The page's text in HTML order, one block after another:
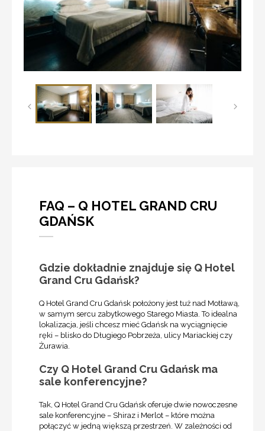
FAQ – Q HOTEL GRAND CRU
GDAŃSK
Gdzie dokładnie znajduje się Q Hotel
Grand Cru Gdańsk?
Q Hotel Grand Cru Gdańsk położony jest tuż nad Motławą,
w samym sercu zabytkowego Starego Miasta. To idealna
lokalizacja, jeśli chcesz mieć Gdańsk na wyciągnięcie
ręki – blisko do Długiego Pobrzeża, ulicy Mariackiej czy
Żurawia.
Czy Q Hotel Grand Cru Gdańsk ma
sale konferencyjne?
Tak, Q Hotel Grand Cru Gdańsk oferuje dwie nowoczesne
sale konferencyjne – Shiraz i Merlot – które można
połączyć w jedną większą przestrzeń. W zależności od